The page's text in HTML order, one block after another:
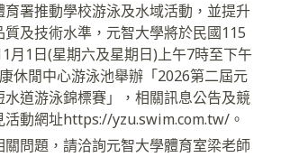
署推動學校游泳及水域活動，並提升
質及技術水準，元智大學將於民國115
月1日(星期六及星期日)上午7時至下午
休閒中心游泳池舉辦「2026第二屆元
道游泳錦標賽」，相關訊息公告及競
活動網址https://yzu.swim.com.tw/。
問題，請洽詢元智大學體育室梁老師